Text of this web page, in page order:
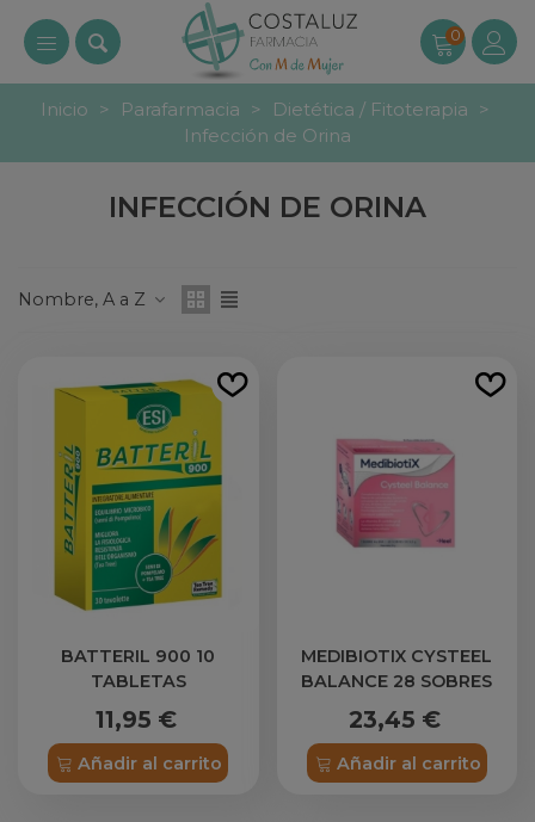
0
Inicio > Parafarmacia > Dietética / Fitoterapia >
Infección de Orina
INFECCIÓN DE ORINA
Nombre, A a Z
BATTERIL 900 10
TABLETAS
11,95 €
Añadir al carrito
MEDIBIOTIX CYSTEEL
BALANCE 28 SOBRES
23,45 €
Añadir al carrito